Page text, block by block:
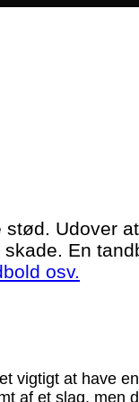
Udover
En
osv.
vigtigt at have
af et slag, men